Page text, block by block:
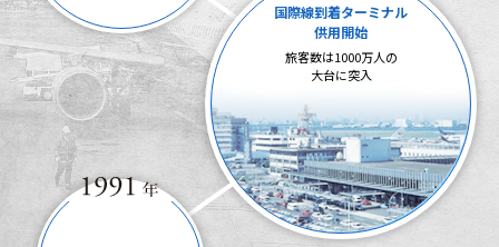
国際線到着ターミナル
供用開始
旅客数は1000万人の
大台に突入